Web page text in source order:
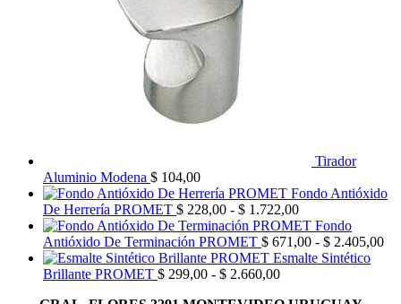
Tirador
Aluminio Modena $ 104,00
Fondo Antióxido
De Herrería PROMET $ 228,00 - $ 1.722,00Rango
de
precios:
desde
Fondo
Antióxido De Terminación PROMET $ 671,00 - $ 2.405,00
Esmalte Sintético
Brillante PROMET $ 299,00 - $ 2.660,00Rango